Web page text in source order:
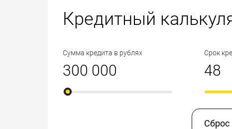
Кредитный
Сумма кредита в рублях Срок
Сброс